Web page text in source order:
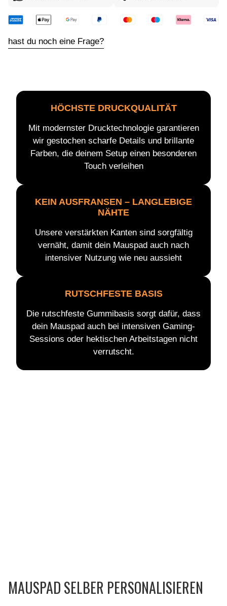
hast du noch eine Frage?
HÖCHSTE DRUCKQUALITÄT
Mit modernster Drucktechnologie garantieren
wir gestochen scharfe Details und brillante
Farben, die deinem Setup einen besonderen
Touch verleihen
KEIN AUSFRANSEN – LANGLEBIGE
NÄHTE
Unsere verstärkten Kanten sind sorgfältig
vernäht, damit dein Mauspad auch nach
intensiver Nutzung wie neu aussieht
RUTSCHFESTE BASIS
Die rutschfeste Gummibasis sorgt dafür, dass
dein Mauspad auch bei intensiven Gaming-
Sessions oder hektischen Arbeitstagen nicht
verrutscht.
MAUSPAD SELBER PERSONALISIEREN